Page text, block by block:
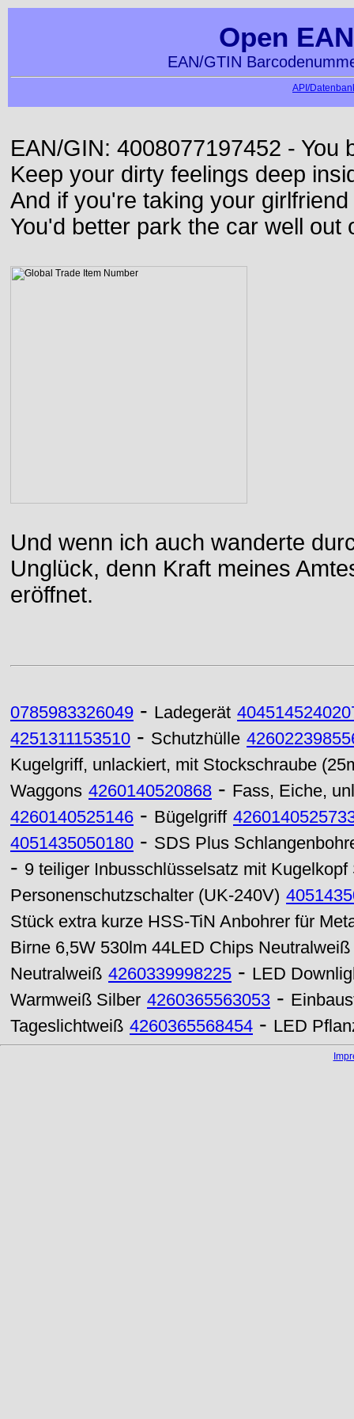
Open
EAN/GTIN
API/
EAN/GIN: 4008077197452 - You
Keep your dirty feelings deep
And if you're taking your
You'd better park the car well out
Und wenn ich auch wanderte
Unglück, denn Kraft meines
eröffnet.
0785983326049 - Ladegerät
4251311153510 - Schutzhülle
Kugelgriff, unlackiert, mit Stockschraube
Waggons 4260140520868 - Fass, Eiche,
4260140525146 - Bügelgriff
4051435050180 - SDS Plus
- 9 teiliger Inbusschlüsselsatz mit Kugelkopf
Personenschutzschalter (UK-240V)
Stück extra kurze HSS-TiN Anbohrer für
Birne 6,5W 530lm 44LED Chips Neutralweiß
Neutralweiß 4260339998225 - LED
Warmweiß Silber 4260365563053 -
Tageslichtweiß 4260365568454 - LED